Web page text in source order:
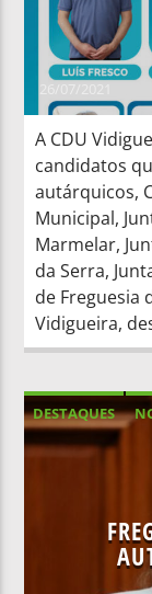
26/07/2021
A CDU
candidatos
autárquicos,
Municipal,
Marmelar,
da Serra,
de Freguesia
Vidigueira,
DESTAQUES
NOTÍCIAS